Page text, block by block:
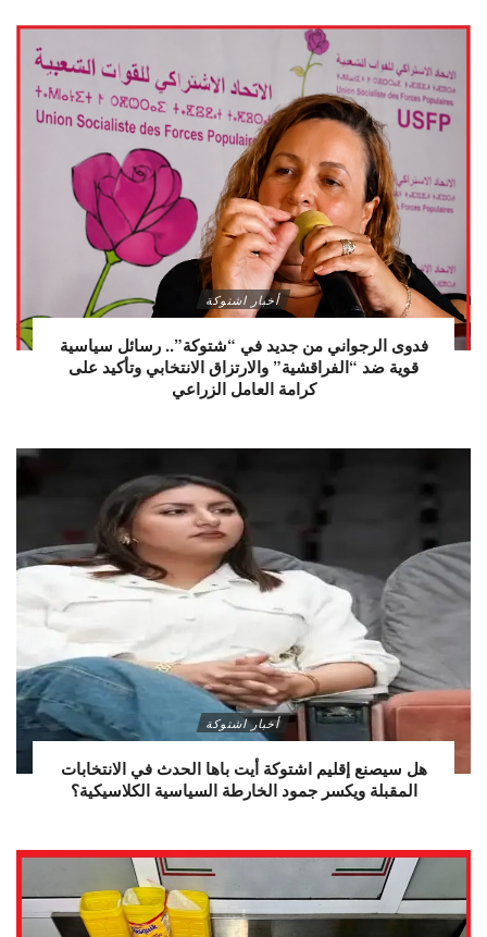
أخبار اشتوكة
فدوى الرجواني من جديد في “شتوكة”.. رسائل سياسية
قوية ضد “الفراقشية” والارتزاق الانتخابي وتأكيد على
كرامة العامل الزراعي
أخبار اشتوكة
هل سيصنع إقليم اشتوكة أيت باها الحدث في الانتخابات
المقبلة ويكسر جمود الخارطة السياسية الكلاسيكية؟